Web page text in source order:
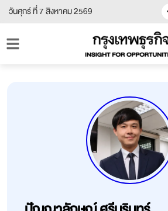
วันศุกร์ ที่ 7 สิงหาคม 2569